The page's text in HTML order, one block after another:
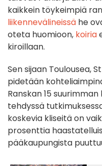
kaikkein töykeimpiä
liikennevälineissä he
oteta huomioon, koiria
kiroillaan.
Sen sijaan Toulousea,
pidetään
Ranskan 15
tehdyssä
koskevia kliseitä on
prosenttia
pääkaupungista